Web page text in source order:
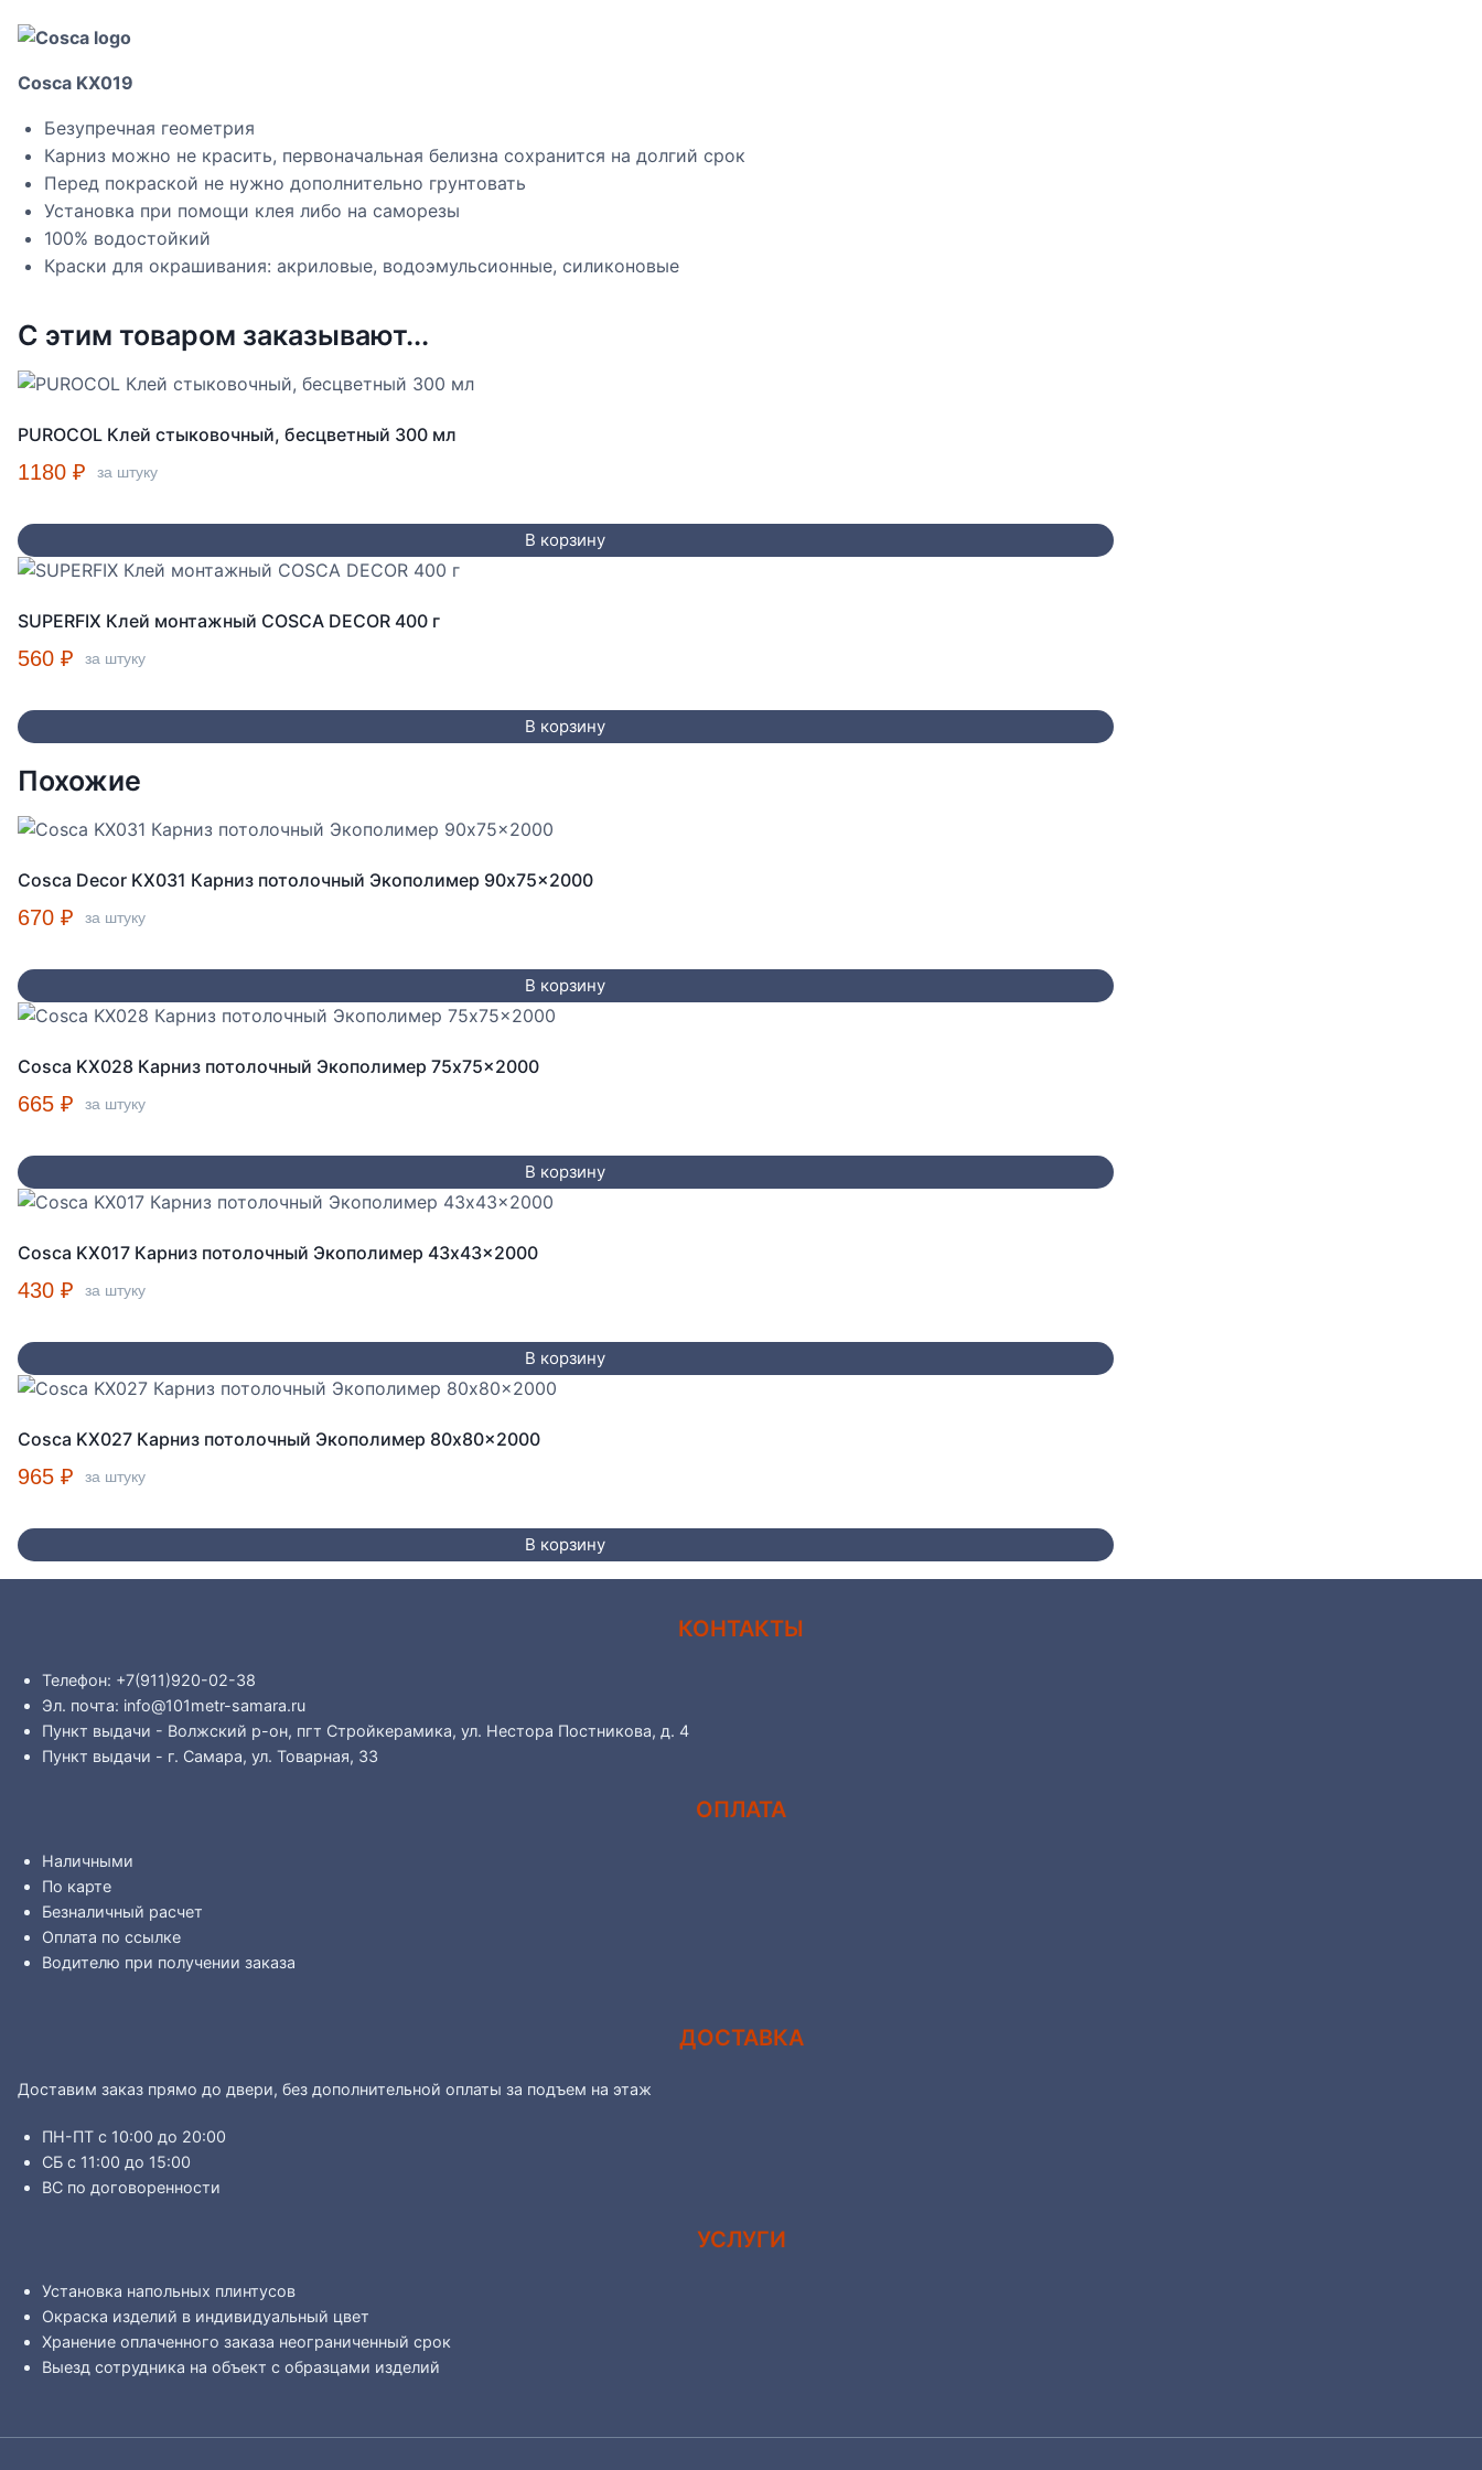
Cosca KX019
Безупречная геометрия
Карниз можно не красить, первоначальная белизна сохранится на долгий срок
Перед покраской не нужно дополнительно грунтовать
Установка при помощи клея либо на саморезы
100% водостойкий
Краски для окрашивания: акриловые, водоэмульсионные, силиконовые
С этим товаром заказывают...
PUROCOL Клей стыковочный, бесцветный 300 мл
1180 ₽ за штуку
В корзину
SUPERFIX Клей монтажный COSCA DECOR 400 г
560 ₽ за штуку
В корзину
Похожие
Cosca Decor KX031 Карниз потолочный Экополимер 90x75x2000
670 ₽ за штуку
В корзину
Cosca KX028 Карниз потолочный Экополимер 75x75x2000
665 ₽ за штуку
В корзину
Cosca KX017 Карниз потолочный Экополимер 43x43x2000
430 ₽ за штуку
В корзину
Cosca KX027 Карниз потолочный Экополимер 80x80x2000
965 ₽ за штуку
В корзину
КОНТАКТЫ
Телефон: +7(911)920-02-38
Эл. почта: info@101metr-samara.ru
Пункт выдачи - Волжский р-он, пгт Стройкерамика, ул. Нестора Постникова, д. 4
Пункт выдачи - г. Самара, ул. Товарная, 33
ОПЛАТА
Наличными
По карте
Безналичный расчет
Оплата по ссылке
Водителю при получении заказа
ДОСТАВКА
Доставим заказ прямо до двери, без дополнительной оплаты за подъем на этаж
ПН-ПТ с 10:00 до 20:00
СБ с 11:00 до 15:00
ВС по договоренности
УСЛУГИ
Установка напольных плинтусов
Окраска изделий в индивидуальный цвет
Хранение оплаченного заказа неограниченный срок
Выезд сотрудника на объект с образцами изделий